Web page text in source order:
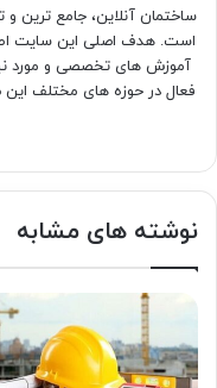
ساختمان آنلاین، جامع
است. هدف اصلی این سایت
آموزش های تخصصی و مورد
فعال در حوزه های مختلف
نوشته های مشابه